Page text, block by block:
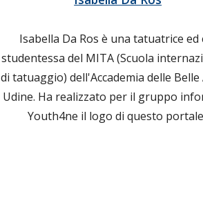
Isabella Da Ros è una tatuatrice ed
studentessa del MITA (Scuola
di tatuaggio) dell'Accademia delle Belle
Udine. Ha realizzato per il gruppo
Youth4ne il logo di questo